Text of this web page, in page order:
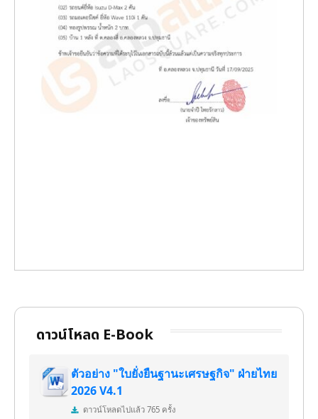
ดาวน์โหลด E-Book
ตัวอย่าง "ใบยั่งยืนฐานะเศรษฐกิจ" ฝ่ายไทย
2026 V4.1
ดาวน์โหลดไปแล้ว 765 ครั้ง